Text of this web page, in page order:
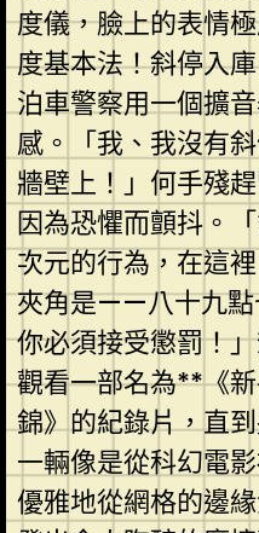
度儀，臉上的表情
度基本法！斜停入
泊車警察用一個擴
感。「我、我沒有
牆壁上！」何手殘
因為恐懼而顫抖。
次元的行為，在這
夾角是——八十九點
你必須接受懲罰！
觀看一部名為**《
錦》的紀錄片，直
一輛像是從科幻電
優雅地從網格的邊